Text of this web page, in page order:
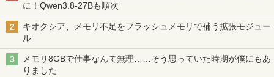
￥12,999
3
モニター 27インチ 100Hz FHD VAパネル
スピーカー搭載 ブルーライト軽減 ノング
￥924
4 marnaのある暮らし （TJMOOK）
に！Qwen3.8-27Bも順次
キオクシア、メモリ不足をフラッシュメモリで補う拡張モジュー
ル
メモリ8GBで仕事なんて無理……そう思っていた時期が僕にもあ
りました